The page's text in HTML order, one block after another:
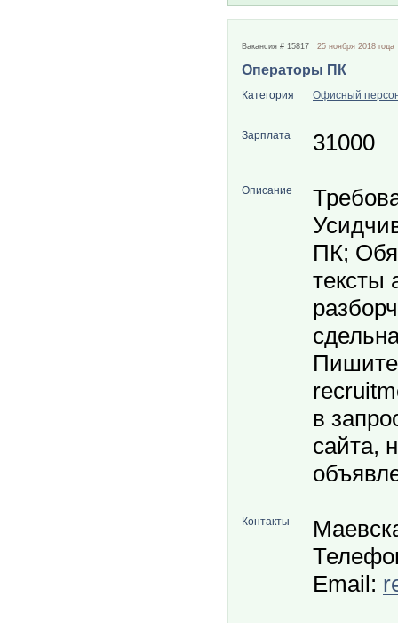
Вакансия # 15817 25 ноября 2018 года
Операторы ПК
Категория Офисный
Зарплата 31000
Описание
ПК;
тексты
Пишите
в
сайта,
Контакты
Email: